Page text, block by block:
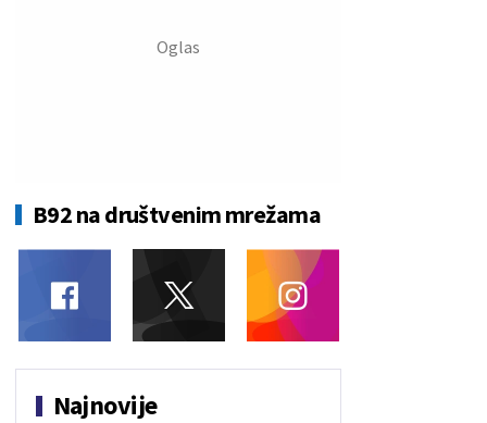
B92 na društvenim mrežama
Najnovije